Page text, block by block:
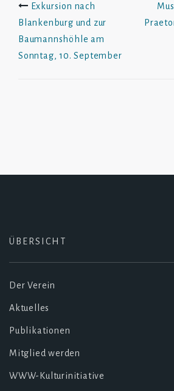
Navigation
Exkursion nach
Blankenburg und zur
Baumannshöhle am
Sonntag, 10. September
ÜBERSICHT
Der Verein
Aktuelles
Publikationen
Mitglied werden
WWW-Kulturinitiative